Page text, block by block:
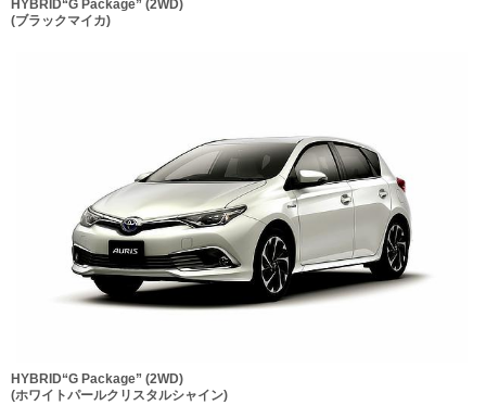
HYBRID“G Package” (2WD)
(ブラックマイカ)
HYBRID“G Package” (2WD)
(ホワイトパールクリスタルシャイン)